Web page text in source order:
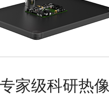
家级科研热